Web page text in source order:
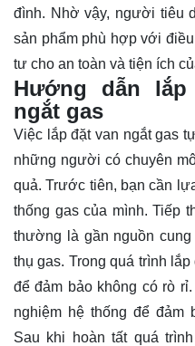
đình. Nhờ vậy, người tiêu
sản phẩm phù hợp với
tư cho an toàn và tiện ích
Hướng dẫn
ngắt gas
Việc lắp đặt van ngắt gas
những người có chuyên
quả. Trước tiên, bạn cần
thống gas của mình. Tiếp
thường là gần nguồn
thụ gas. Trong quá trình
để đảm bảo không có rò
nghiệm hệ thống để đảm
Sau khi hoàn tất quá